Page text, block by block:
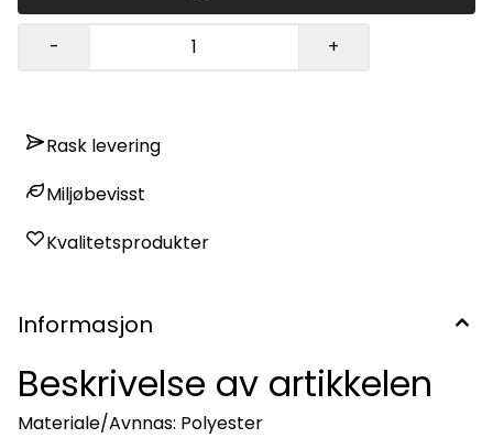
- +
Rask levering
Miljøbevisst
Kvalitetsprodukter
Informasjon
Beskrivelse av artikkelen
Materiale/Avnnas: Polyester